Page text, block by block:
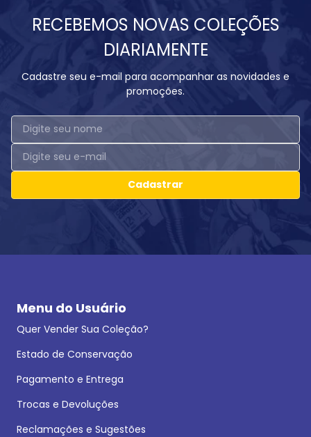
RECEBEMOS NOVAS COLEÇÕES
DIARIAMENTE
Cadastre seu e-mail para acompanhar as novidades e
promoções.
Cadastrar
Menu do Usuário
Quer Vender Sua Coleção?
Estado de Conservação
Pagamento e Entrega
Trocas e Devoluções
Reclamações e Sugestões